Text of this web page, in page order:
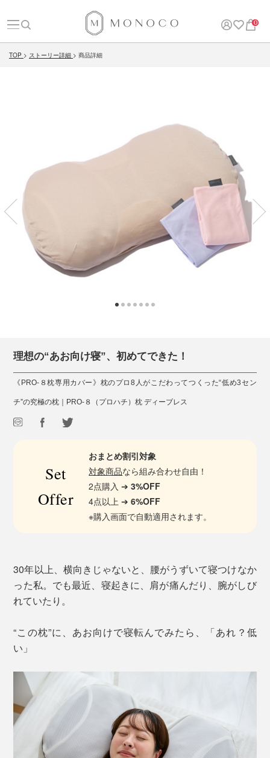
0
TOP ストーリー詳細 商品詳細
理想の“あお向け寝”、初めてできた！
《PRO-８枕専用カバー》枕のプロ8人がこだわってつくった“低め3セン
チ”の究極の枕｜PRO-８（プロハチ）枕 ディーブレス
Set
Offer
おまとめ割引対象
対象商品なら組み合わせ自由！
2点購入 ➔3%OFF
4点以上 ➔6%OFF
※購入画面で自動適用されます。
30年以上、横向きじゃないと、腰がうずいて寝つけなか
った私。でも最近、寝起きに、肩が痛んだり、腕がしび
れていたり。
“この枕”に、あお向けで寝転んでみたら、「あれ？低
い」